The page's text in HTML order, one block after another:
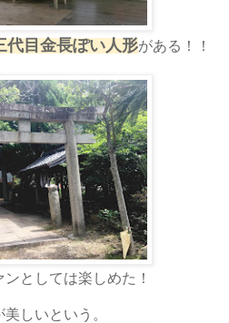
代目金長ぽい人形がある！！
としては楽しめた！
しいという。